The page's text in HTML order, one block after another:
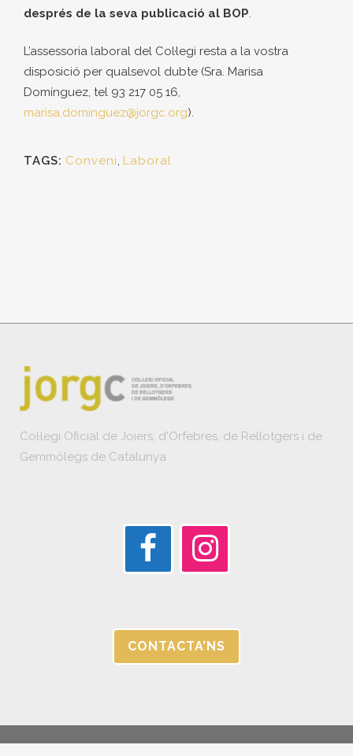
després de la seva publicació al BOP.
L’assessoria laboral del Col·legi resta a la vostra
disposició per qualsevol dubte (Sra. Marisa
Domínguez, tel 93 217 05 16,
marisa.dominguez@jorgc.org).
TAGS: Conveni, Laboral
Col·legi Oficial de Joiers, d'Orfebres, de Rellotgers i de
Gemmòlegs de Catalunya
CONTACTA’NS